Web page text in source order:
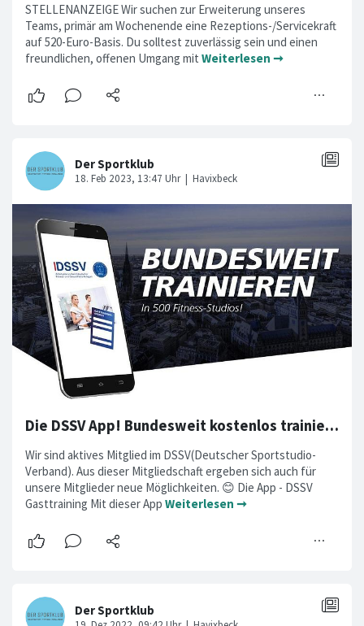
STELLENANZEIGE Wir suchen zur Erweiterung unseres
Teams, primär am Wochenende eine Rezeptions-/Servicekraft
auf 520-Euro-Basis. Du solltest zuverlässig sein und einen
freundlichen, offenen Umgang mit Weiterlesen ➞
Die DSSV App! Bundesweit kostenlos trainieren!💪
Wir sind aktives Mitglied im DSSV(Deutscher Sportstudio-
Verband). Aus dieser Mitgliedschaft ergeben sich auch für
unsere Mitglieder neue Möglichkeiten. 😊 Die App - DSSV
Gasttraining Mit dieser App Weiterlesen ➞